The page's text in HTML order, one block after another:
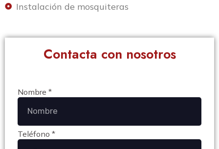
Instalación de mosquiteras
Contacta con nosotros
Nombre *
Teléfono *